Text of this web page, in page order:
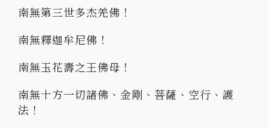
南無第三世多杰羌佛！
南無釋迦牟尼佛！
南無玉花壽之王佛母！
南無十方一切諸佛、金剛、菩薩、空行、護
法！